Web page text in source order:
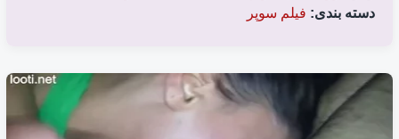
دسته بندی: فیلم سوپر